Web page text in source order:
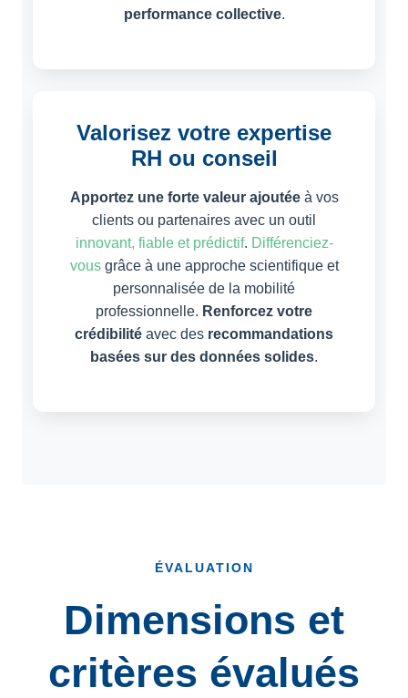
performance collective.
Valorisez votre expertise
RH ou conseil
Apportez une forte valeur ajoutéeà vos
clients ou partenaires avec un outil
innovant, fiable et prédictif. Différenciez-
vousgrâce à une approche scientifique et
personnalisée de la mobilité
professionnelle. Renforcez votre
crédibilité avec des recommandations
basées sur des données solides.
ÉVALUATION
Dimensions et
critères évalués